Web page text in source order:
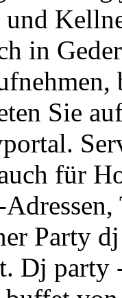
und
in
Sie
für
Party
Dj